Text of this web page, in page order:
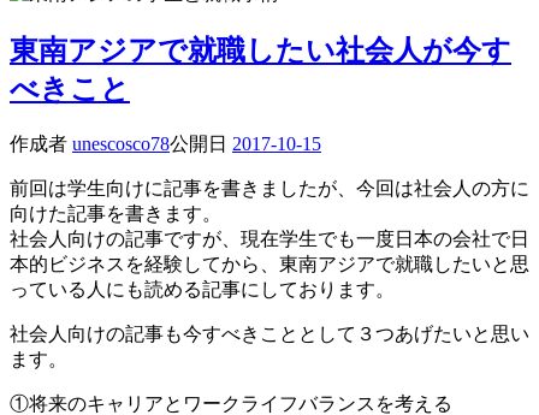
東南アジアで就職したい社会人が今す
べきこと
作成者 unescosco78公開日 2017-10-15
前回は学生向けに記事を書きましたが、今回は社会人の方に
向けた記事を書きます。
社会人向けの記事ですが、現在学生でも一度日本の会社で日
本的ビジネスを経験してから、東南アジアで就職したいと思
っている人にも読める記事にしております。
社会人向けの記事も今すべきこととして３つあげたいと思い
ます。
①将来のキャリアとワークライフバランスを考える